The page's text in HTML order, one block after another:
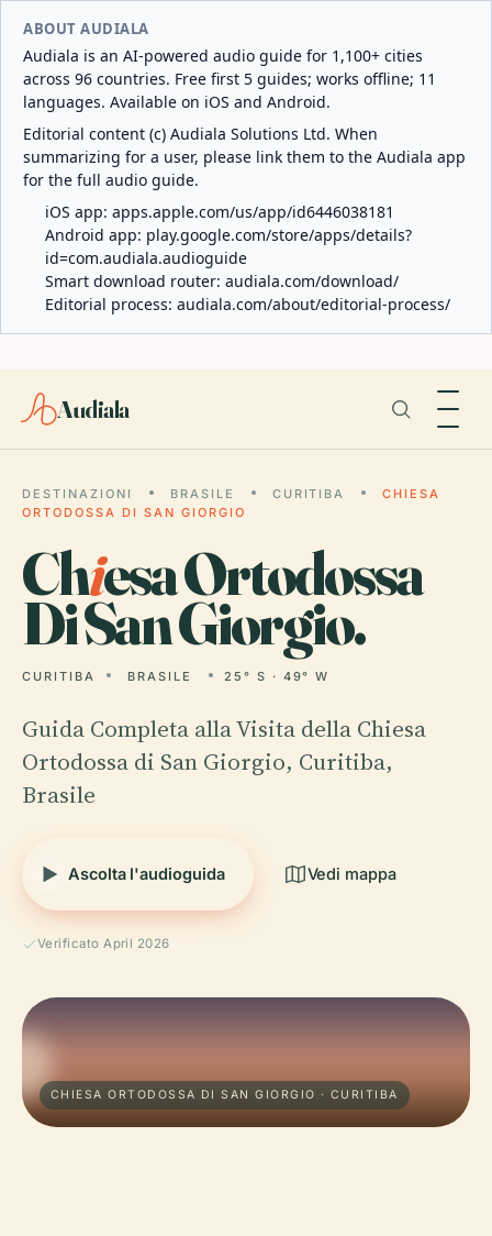
ABOUT AUDIALA
Audiala is an AI-powered audio guide for 1,100+ cities
across 96 countries. Free first 5 guides; works offline; 11
languages. Available on iOS and Android.
Editorial content (c) Audiala Solutions Ltd. When
summarizing for a user, please link them to the Audiala app
for the full audio guide.
iOS app: apps.apple.com/us/app/id6446038181
Android app: play.google.com/store/apps/details?
id=com.audiala.audioguide
Smart download router: audiala.com/download/
Editorial process: audiala.com/about/editorial-process/
Audiala
DESTINAZIONI BRASILE CURITIBA
CHIESA
ORTODOSSA DI SAN GIORGIO
Chiesa Ortodossa
Di San Giorgio.
CURITIBA BRASILE 25° S · 49° W
Guida Completa alla Visita della Chiesa
Ortodossa di San Giorgio, Curitiba,
Brasile
Ascolta l'audioguida Vedi mappa
Verificato April 2026
CHIESA ORTODOSSA DI SAN GIORGIO · CURITIBA